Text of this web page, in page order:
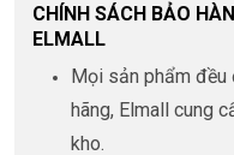
CHÍNH SÁCH BẢO
ELMALL
Mọi sản phẩm đều
hãng, Elmall cung
kho.